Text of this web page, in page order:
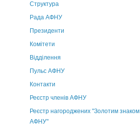
Структура
Рада АФНУ
Президенти
Комітети
Відділення
Пульс АФНУ
Контакти
Реєстр членів АФНУ
Реєстр нагороджених "Золотим знаком
АФНУ"